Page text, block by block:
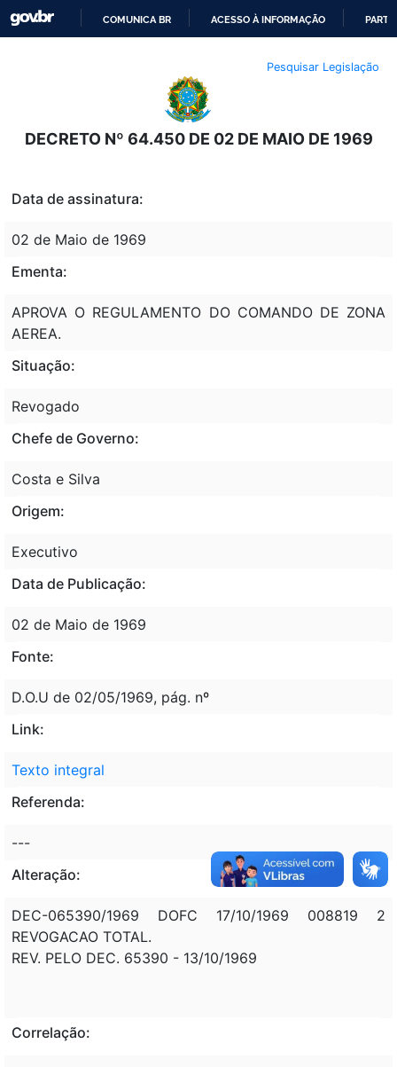
O
CONTEÚDO
COMUNICA BR ACESSO À INFORMAÇÃO
Pesquisar Legislação
DECRETO Nº 64.450 DE 02 DE MAIO DE 1969
Data de assinatura:
02 de Maio de 1969
Ementa:
APROVA O REGULAMENTO DO COMANDO DE ZONA
AEREA.
Situação:
Revogado
Chefe de Governo:
Costa e Silva
Origem:
Executivo
Data de Publicação:
02 de Maio de 1969
Fonte:
D.O.U de 02/05/1969, pág. nº
Link:
Texto integral
Referenda:
---
Alteração:
DEC-065390/1969 DOFC 17/10/1969 008819 2
REVOGACAO TOTAL.
REV. PELO DEC. 65390 - 13/10/1969
Correlação: